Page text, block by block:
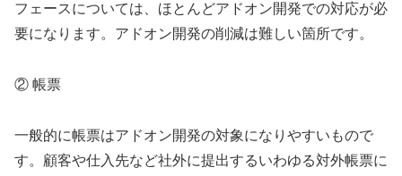
フェースについては、ほとんどアドオン開発での対応が必
要になります。アドオン開発の削減は難しい箇所です。
② 帳票
一般的に帳票はアドオン開発の対象になりやすいもので
す。顧客や仕入先など社外に提出するいわゆる対外帳票に